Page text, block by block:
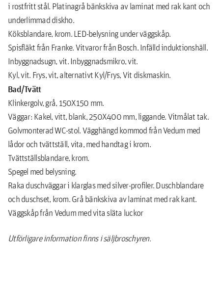
i rostfritt stål. Platinagrå bänkskiva av laminat med rak kant och
underlimmad diskho.
Köksblandare, krom. LED-belysning under väggskåp.
Spisfläkt från Franke. Vitvaror från Bosch. Infälld induktionshäll.
Inbyggnadsugn, vit. Inbyggnadsmikro, vit.
Kyl, vit. Frys, vit, alternativt Kyl/Frys, Vit diskmaskin.
Bad/Tvätt
Klinkergolv, grå, 150X150 mm.
Väggar: Kakel, vitt, blank, 250X400 mm, liggande. Vitmålat tak.
Golvmonterad WC-stol. Vägghängd kommod från Vedum med
lådor och tvättställ, vita, med handtag i krom.
Tvättställsblandare, krom.
Spegel med belysning.
Raka duschväggar i klarglas med silver-profiler. Duschblandare
och duschset, krom. Grå bänkskiva av laminat med rak kant.
Väggskåp från Vedum med vita släta luckor
Utförligare information finns i säljbroschyren.